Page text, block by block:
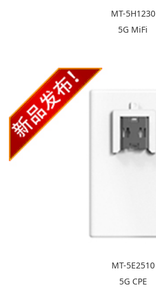
MT-5H1230
5G MiFi
MT-5E2510
5G CPE